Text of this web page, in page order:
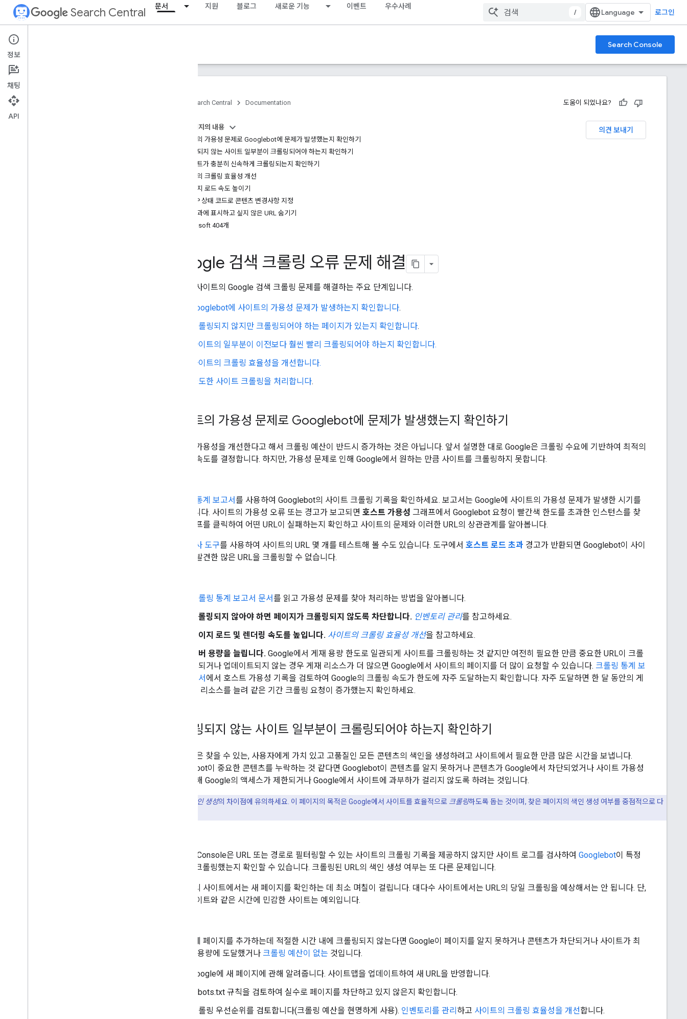
Search Central 문서 지원 블로그 새로운 기능 이벤트 우수사례
/ 로그인
Documentation Search Console
소개
검색엔진 최적화 기초
Search Central Documentation 도움이 되었나요?
의견 보내기
이 페이지의 내용
사이트의 가용성 문제로 Googlebot에 문제가 발생했는지 확인하기
크롤링되지 않는 사이트 일부분이 크롤링되어야 하는지 확인하기
업데이트가 충분히 신속하게 크롤링되는지 확인하기
사이트의 크롤링 효율성 개선
페이지 로드 속도 높이기
HTTP 상태 코드로 콘텐츠 변경사항 지정
검색결과에 표시하고 싶지 않은 URL 숨기기
오류 soft 404개
Google 검색 크롤링 오류 문제 해결
다음은 사이트의 Google 검색 크롤링 문제를 해결하는 주요 단계입니다.
Googlebot에 사이트의 가용성 문제가 발생하는지 확인합니다.
크롤링되지 않지만 크롤링되어야 하는 페이지가 있는지 확인합니다.
사이트의 일부분이 이전보다 훨씬 빨리 크롤링되어야 하는지 확인합니다.
사이트의 크롤링 효율성을 개선합니다.
과도한 사이트 크롤링을 처리합니다.
사이트의 가용성 문제로 Googlebot에 문제가 발생했는지 확인하기
사이트 가용성을 개선한다고 해서 크롤링 예산이 반드시 증가하는 것은 아닙니다. 앞서 설명한 대로 Google은 크롤링 수요에 기반하여 최적의
크롤링 속도를 결정합니다. 하지만, 가용성 문제로 인해 Google에서 원하는 만큼 사이트를 크롤링하지 못합니다.
크롤링 통계 보고서를 사용하여 Googlebot의 사이트 크롤링 기록을 확인하세요. 보고서는 Google에 사이트의 가용성 문제가 발생한 시기를
보여줍니다. 사이트의 가용성 오류 또는 경고가 보고되면 호스트 가용성 그래프에서 Googlebot 요청이 빨간색 한도를 초과한 인스턴스를 찾
아 그래프를 클릭하여 어떤 URL이 실패하는지 확인하고 사이트의 문제와 이러한 URL의 상관관계를 알아봅니다.
URL 검사 도구를 사용하여 사이트의 URL 몇 개를 테스트해 볼 수도 있습니다. 도구에서 호스트 로드 초과 경고가 반환되면 Googlebot이 사이
트에서 발견한 많은 URL을 크롤링할 수 없습니다.
크롤링 통계 보고서 문서를 읽고 가용성 문제를 찾아 처리하는 방법을 알아봅니다.
크롤링되지 않아야 하면 페이지가 크롤링되지 않도록 차단합니다. 인벤토리 관리를 참고하세요.
페이지 로드 및 렌더링 속도를 높입니다. 사이트의 크롤링 효율성 개선을 참고하세요.
서버 용량을 늘립니다. Google에서 게재 용량 한도로 일관되게 사이트를 크롤링하는 것 같지만 여전히 필요한 만큼 중요한 URL이 크롤
링되거나 업데이트되지 않는 경우 게재 리소스가 더 많으면 Google에서 사이트의 페이지를 더 많이 요청할 수 있습니다. 크롤링 통계 보
고서 에서 호스트 가용성 기록을 검토하여 Google의 크롤링 속도가 한도에 자주 도달하는지 확인합니다. 자주 도달하면 한 달 동안의 게
재 리소스를 늘려 같은 기간 크롤링 요청이 증가했는지 확인하세요.
크롤링되지 않는 사이트 일부분이 크롤링되어야 하는지 확인하기
Google은 찾을 수 있는, 사용자에게 가치 있고 고품질인 모든 콘텐츠의 색인을 생성하려고 사이트에서 필요한 만큼 많은 시간을 보냅니다.
Googlebot이 중요한 콘텐츠를 누락하는 것 같다면 Googlebot이 콘텐츠를 알지 못하거나 콘텐츠가 Google에서 차단되었거나 사이트 가용성
으로 인해 Google의 액세스가 제한되거나 Google에서 사이트에 과부하가 걸리지 않도록 하려는 것입니다.
색인 생성의 차이점에 유의하세요. 이 페이지의 목적은 Google에서 사이트를 효율적으로 크롤링하도록 돕는 것이며, 찾은 페이지의 색인 생성 여부를 중점적으로 다
Search Console은 URL 또는 경로로 필터링할 수 있는 사이트의 크롤링 기록을 제공하지 않지만 사이트 로그를 검사하여 Googlebot이 특정
URL을 크롤링했는지 확인할 수 있습니다. 크롤링된 URL의 색인 생성 여부는 또 다른 문제입니다.
대부분의 사이트에서는 새 페이지를 확인하는 데 최소 며칠이 걸립니다. 대다수 사이트에서는 URL의 당일 크롤링을 예상해서는 안 됩니다. 단,
뉴스 사이트와 같은 시간에 민감한 사이트는 예외입니다.
사이트에 페이지를 추가하는데 적절한 시간 내에 크롤링되지 않는다면 Google이 페이지를 알지 못하거나 콘텐츠가 차단되거나 사이트가 최
대 게재 용량에 도달했거나 크롤링 예산이 없는 것입니다.
Google에 새 페이지에 관해 알려줍니다. 사이트맵을 업데이트하여 새 URL을 반영합니다.
robots.txt 규칙을 검토하여 실수로 페이지를 차단하고 있지 않은지 확인합니다.
크롤링 우선순위를 검토합니다(크롤링 예산을 현명하게 사용). 인벤토리를 관리 하고 사이트의 크롤링 효율성을 개선합니다.
정보
채팅
API